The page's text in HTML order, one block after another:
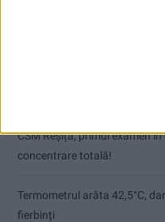
CSM Reșița, primul examen
concentrare totală!
Termometrul arăta 42,5°C,
fierbinți